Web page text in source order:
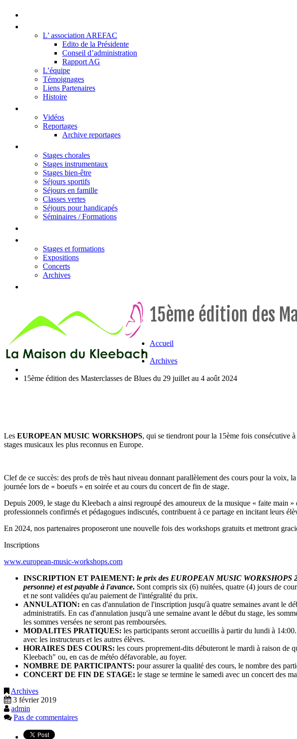
L’ association AREFAC
Edito de la Présidente
Conseil d’administration
Rapport AG
L’équipe
Témoignages
Liens Partenaires
Histoire
Vidéos
Reportages
Archive reportages
Stages chorales
Stages instrumentaux
Stages bien-être
Séjours sportifs
Séjours en famille
Classes vertes
Séjours pour handicapés
Séminaires / Formations
Stages et formations
Expositions
Concerts
Archives
15ème édition des
Accueil
Archives
15ème édition des Masterclasses de Blues du 29 juillet au 4 août 2024
Les EUROPEAN MUSIC WORKSHOPS, qui se tiendront pour la 15ème fois consécutive
stages musicaux les plus reconnus en Europe.
Clef de ce succès: des profs de très haut niveau donnant parallèlement des cours pour la voix,
journée lors de « boeufs » en soirée et au cours du concert de fin de stage.
Depuis 2009, le stage du Kleebach a ainsi regroupé des amoureux de la musique « faite main
professionnels confirmés et pédagogues indiscutés, contribuent à ce partage en incitant leurs
En 2024, nos partenaires proposeront une nouvelle fois des workshops gratuits et mettront
Inscriptions
www.european-music-workshops.com
INSCRIPTION ET PAIEMENT: le prix des EUROPEAN MUSIC WORKSHOPS
personne) et est payable à l'avance. Sont compris six (6) nuitées, quatre (4) jours de
et ne sont validées qu'au paiement de l'intégralité du prix.
ANNULATION: en cas d'annulation de l'inscription jusqu'à quatre semaines avant le
administratifs. En cas d'annulation jusqu'à une semaine avant le début du stage, les
les sommes versées ne seront pas remboursées.
MODALITES PRATIQUES: les participants seront accueillis à partir du lundi à
avec les instructeurs et les autres élèves.
HORAIRES DES COURS: les cours proprement-dits débuteront le mardi à raison de
Kleebach" ou, en cas de météo défavorable, au foyer.
NOMBRE DE PARTICIPANTS: pour assurer la qualité des cours, le nombre des
CONCERT DE FIN DE STAGE: le stage se termine le samedi avec un concert des
Archives
3 février 2019
admin
Pas de commentaires